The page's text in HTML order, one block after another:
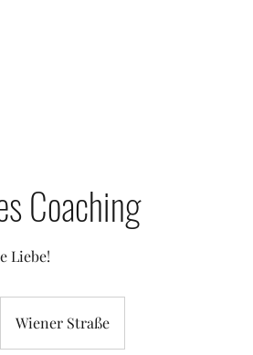
Coaching
Liebe!
Wiener Straße